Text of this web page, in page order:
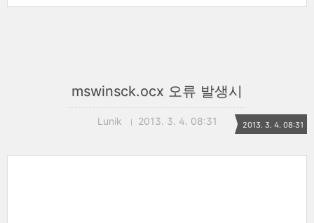
mswinsck.ocx 오류 발생시
Lunik 2013. 3. 4. 08:31 2013. 3. 4. 08:31